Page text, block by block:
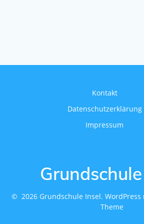
Kontakt
Datenschutzerklärung
Impressum
© 2026 Grundschule Insel. WordPress
Theme